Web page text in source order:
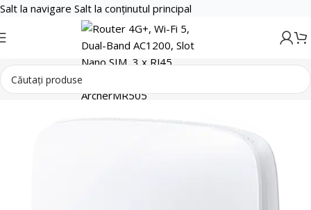
Salt la navigare Salt la conținutul principal
Retelistica Routere